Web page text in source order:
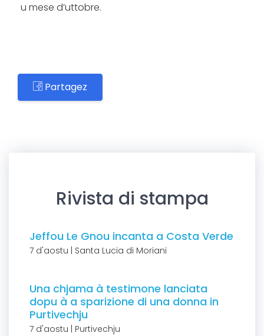
u mese d’uttobre.
Partagez
Rivista di stampa
Jeffou Le Gnou incanta a Costa Verde
7 d'aostu | Santa Lucia di Moriani
Una chjama à testimone lanciata
dopu à a sparizione di una donna in
Purtivechju
7 d'aostu | Purtivechju